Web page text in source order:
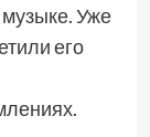
музыке. Уже
его